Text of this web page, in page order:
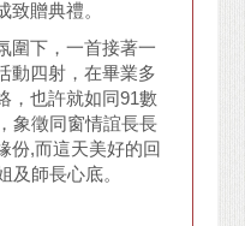
致贈典禮。
圍下，一首接著一
動四射，在畢業多
，也許就如同91數
象徵同窗情誼長長
份,而這天美好的回
及師長心底。